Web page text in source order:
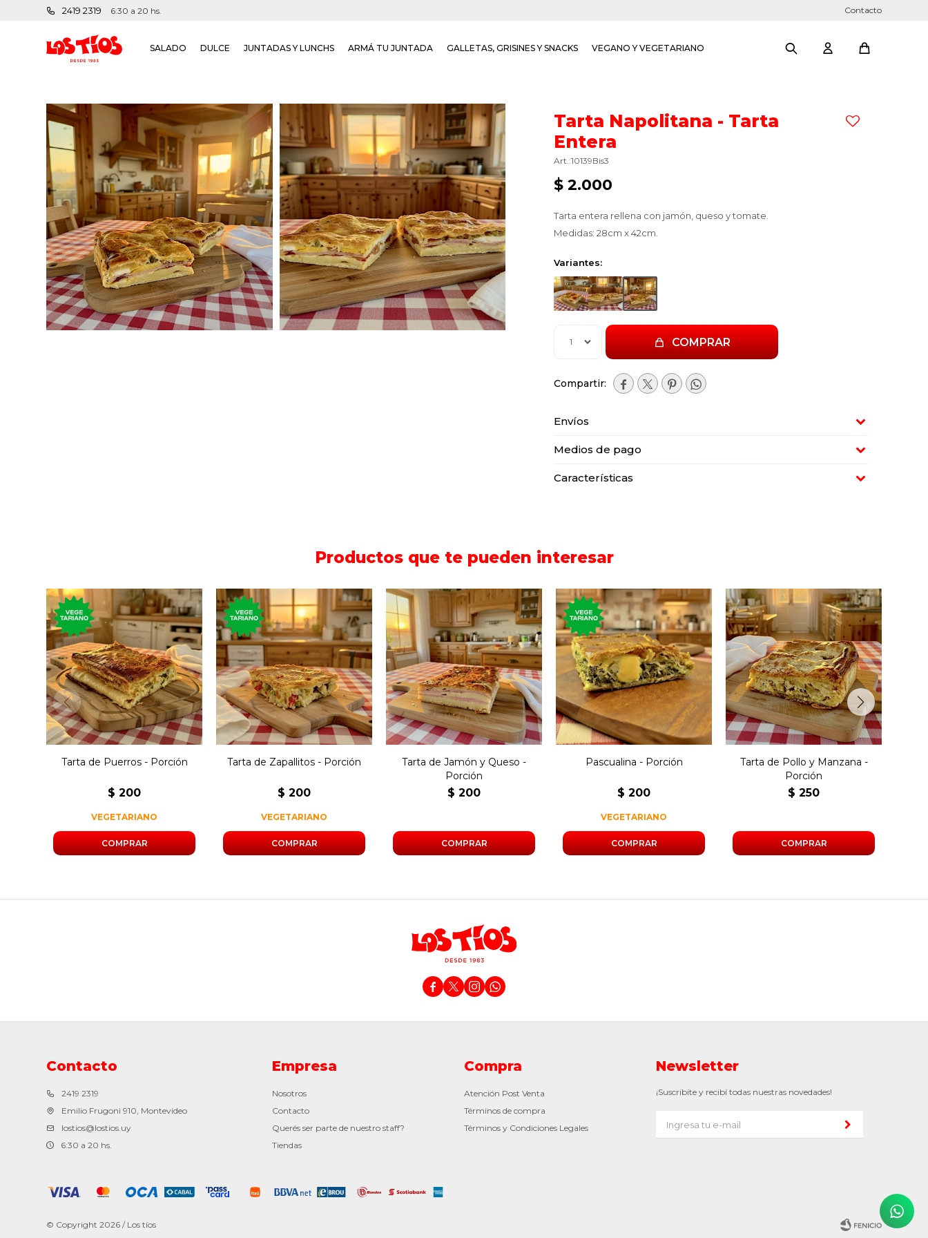
SALADO DULCE JUNTADAS Y LUNCHS ARMÁ TU JUNTADA GALLETAS, GRISINES Y SNACKS VEGANO Y VEGETARIANO
2419 2319 6:30 a 20 hs. Contacto
Tarta Napolitana - Tarta
Entera
10139Bis3
$ 2.000
Tarta entera rellena con jamón, queso y tomate.
Medidas: 28cm x 42cm.
Variantes:
1 COMPRAR
   
Envíos
Medios de pago
Características
Productos que te pueden interesar
Porción de tarta rellena de
puerro, cebolla y morrón.
Tarta de Puerros - Porción
$ 200
VEGETARIANO
Porción de tarta rellena
con zapallitos, cebolla y
morrón.
Tarta de Zapallitos - Porción
$ 200
VEGETARIANO
Porción de tarta rellena
con jamón y queso,
Tarta de Jamón y Queso -
Porción
$ 200
Porción de torta
pascualina rellena con
acelga, queso y huevo.
Pascualina - Porción
$ 200
VEGETARIANO
Porción de tarta rellena de
pollo y manzana.
Tarta de Pollo y Manzana -
Porción
$ 250
   
Contacto
2419 2319
Emilio Frugoni 910, Montevideo
lostios@lostios.uy
6:30 a 20 hs.
Empresa
Nosotros
Contacto
Querés ser parte de nuestro staff?
Tiendas
Compra
Atención Post Venta
Términos de compra
Términos y Condiciones Legales
Newsletter
¡Suscribite y recibí todas nuestras novedades!
© Copyright 2026 / Los tíos